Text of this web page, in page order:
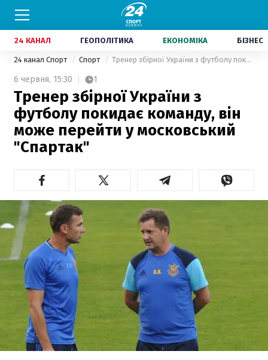
24 КАНАЛ ГЕОПОЛІТИКА ЕКОНОМІКА БІЗНЕС
24 канал Спорт Спорт Тренер збірної України з футболу покидає команду, він може перейти у московський "Спартак"
6 червня, 15:30 1
Тренер збірної України з
футболу покидає команду, він
може перейти у московський
"Спартак"